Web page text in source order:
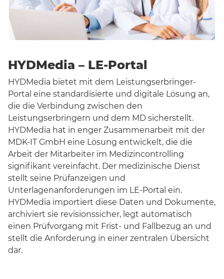
HYDMedia – LE-Portal
HYDMedia bietet mit dem Leistungserbringer-
Portal eine standardisierte und digitale Lösung an,
die die Verbindung zwischen den
Leistungserbringern und dem MD sicherstellt.
HYDMedia hat in enger Zusammenarbeit mit der
MDK-IT GmbH eine Lösung entwickelt, die die
Arbeit der Mitarbeiter im Medizincontrolling
signifikant vereinfacht. Der medizinische Dienst
stellt seine Prüfanzeigen und
Unterlagenanforderungen im LE-Portal ein.
HYDMedia importiert diese Daten und Dokumente,
archiviert sie revisionssicher, legt automatisch
einen Prüfvorgang mit Frist- und Fallbezug an und
stellt die Anforderung in einer zentralen Übersicht
dar.